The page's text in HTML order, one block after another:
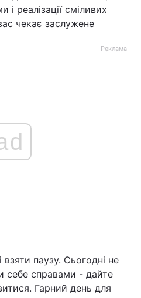
і реалізації сміливих
чекає заслужене
Реклама
паузу. Сьогодні не
себе справами - дайте
Гарний день для